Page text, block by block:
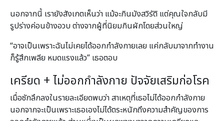
นอกจากนี้ เรายังสังเกตเห็นว่า แม้จะกินมังสวิรัติ แต่คุณใจกลับมี
รูปร่างค่อนข้างอวบ ต่างจากผู้ที่นิยมกินผักโดยส่วนใหญ่
“อาจเป็นเพราะฉันไม่เคยได้ออกกำลังกายเลย แค่กลับมาจากทำงาน
ก็รู้สึกเพลีย หมดแรงแล้ว” เธอตอบ
เครียด + ไม่ออกกำลังกาย ปัจจัยเสริมก่อโรค
เมื่อซักลึกลงในรายละเอียดพบว่า สาเหตุที่เธอไม่ได้ออกกำลังกาย
นอกจากจะเป็นเพราะเธอเองไม่ได้ตระหนักถึงความสำคัญของการ